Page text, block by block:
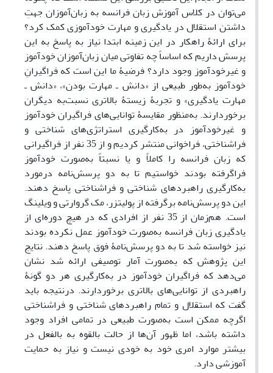
می‌توان در کلاس آموزش زبان فرانسه به زبان‌آموزان جهتِ
داشتن استقلال در یادگیری و مهارت خودآموزی کمک کرد؟
برای ارائۀ راهکار در این زمینه ابتدا نیاز به پاسخ به این
پرسش داریم که اساساً چه تفاوتی میان زبان‌آموزان خودآموز
و غیرخودآموز وجود دارد؟ فرضیۀ ما این است که فراگیرانِ
خودآموز به‌طور طبیعی از «دانش ـ مهارت بودن»، «دانش ـ
مهارت یادگیری» و تجربۀ زیستۀ بالاتری نسبت‌به دیگران
برخوردارند. به‌منظور مقایسۀ توانایی‌های فراگیران خودآموز
و غیرخودآموز در به‌کارگیری استراتژی‌های شناختی و
فراشناختی، فراخوانی منتشر کردیم و از 35 نفر از فراگیرانی
که زبان فرانسه را کاملاً و یا نسبتاً به‌صورت خودآموز
فراگرفته بودند خواستیم تا به دو پرسش‌نامه درمورد
به‌کارگیری راهبردهای شناختی و فراشناختی پاسخ دهند.
این دو پرسش‌نامه برگرفته از پولیتزر، مک گروارتی و ویلینگ
است. هم‌زمان از 35 نفر از افرادی که در هیچ دوره‌ای از
یادگیری زبان فرانسه به‌صورت خودآموز عمل نکرده بودند
نیز خواسته شد تا به دو پرسش‌نامۀ فوق پاسخ دهند. نتایج
این پژوهش که به‌صورت آمار توصیفی ارائه شد نشان
می‌دهد که فراگیران خودآموز در به‌کارگیری هر دو گونۀ
راهبردی از توانایی‌های بالاتری برخوردارند. درنتیجه باید
گفت که استقلال و تمام راهبردهای شناختی و فراشناختی
اگرچه ممکن است به‌صورت طبیعی در تمامی افراد وجود
داشته باشد، اما ظهور آن‌ها از حالت بالقوه به بالفعل در
بیشتر موارد امری خود به خودی نیست و نیاز به حمایت
آموزشی دارد.